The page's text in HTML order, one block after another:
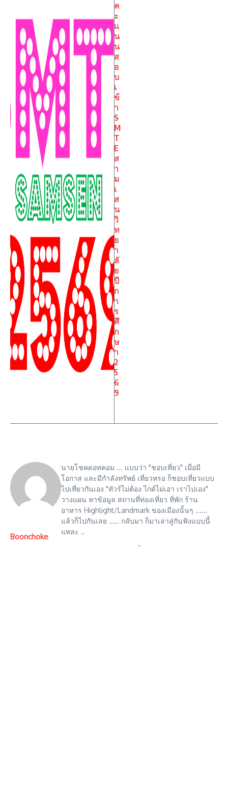
ค
ะ
แ
น
น
ส
อ
บ
เ
ข้
า
S
M
T
E
ส
า
ม
เ
ส
น
วิ
ท
ย
า
ลั
ย
ปี
ก
า
ร
ศึ
ก
ษ
า
2
5
6
9
Boonchoke
นายโชคดอทคอม ... แบบว่า "ชอบเที่ยว" เมื่อมี
โอกาส และมีกำลังทรัพย์ เที่ยวหรอ ก็ชอบเที่ยวแบบ
ไปเที่ยวกันเอง "ทัวร์ไม่ต้อง ไกด์ไม่เอา เราไปเอง"
วางแผน หาข้อมูล สถานที่ท่องเที่ยว ที่พัก ร้าน
อาหาร Highlight/Landmark ของเมืองนั้นๆ ......
แล้วก็ไปกันเลย ..... กลับมา ก็มาเล่าสู่กันฟังแบบนี้
แหละ ..